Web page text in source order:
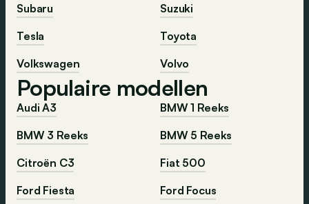
Subaru
Suzuki
Tesla
Toyota
Volkswagen
Volvo
Populaire modellen
Audi A3
BMW 1 Reeks
BMW 3 Reeks
BMW 5 Reeks
Citroën C3
Fiat 500
Ford Fiesta
Ford Focus